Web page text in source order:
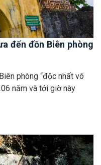
đến đồn Biên phòng
phòng “độc nhất vô
năm và tới giờ này